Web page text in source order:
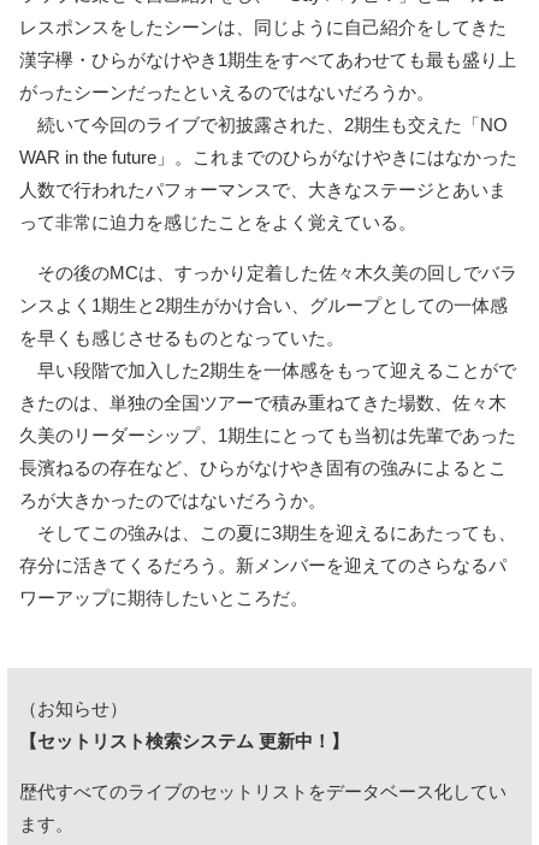
レスポンスをしたシーンは、同じように自己紹介をしてきた
漢字欅・ひらがなけやき1期生をすべてあわせても最も盛り上
がったシーンだったといえるのではないだろうか。
続いて今回のライブで初披露された、2期生も交えた「NO
WAR in the future」。これまでのひらがなけやきにはなかった
人数で行われたパフォーマンスで、大きなステージとあいま
って非常に迫力を感じたことをよく覚えている。
その後のMCは、すっかり定着した佐々木久美の回しでバラ
ンスよく1期生と2期生がかけ合い、グループとしての一体感
を早くも感じさせるものとなっていた。
早い段階で加入した2期生を一体感をもって迎えることがで
きたのは、単独の全国ツアーで積み重ねてきた場数、佐々木
久美のリーダーシップ、1期生にとっても当初は先輩であった
長濱ねるの存在など、ひらがなけやき固有の強みによるとこ
ろが大きかったのではないだろうか。
そしてこの強みは、この夏に3期生を迎えるにあたっても、
存分に活きてくるだろう。新メンバーを迎えてのさらなるパ
ワーアップに期待したいところだ。
（お知らせ）
【セットリスト検索システム 更新中！】
歴代すべてのライブのセットリストをデータベース化してい
ます。